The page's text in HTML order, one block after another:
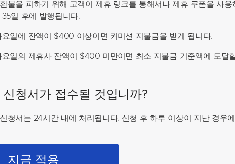
불을 피하기 위해 고객이 제휴 링크를 통해서나 제휴 쿠폰을 사용
일 후에 발행됩니다.
요일에 잔액이 $400 이상이면 커미션 지불금을 받게 됩니다.
요일의 제휴사 잔액이 $400 미만이면 최소 지불금 기준액에 도달
신청서가 접수될 것입니까?
청서는 24시간 내에 처리됩니다. 신청 후 하루 이상이 지난 경우
지금 적용